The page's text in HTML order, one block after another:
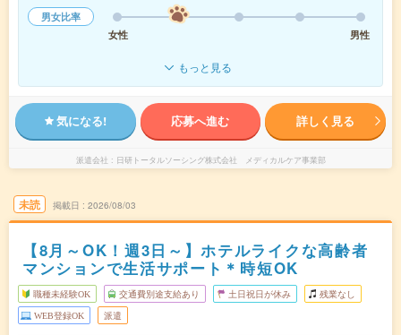
男女比率
女性
男性
もっと見る
気になる! 応募へ進む 詳しく見る
派遣会社 日研トータルソーシング株式会社 メディカルケア事業部
未読 掲載日 2026/08/03
【8月～OK！週3日～】ホテルライクな高齢者
マンションで生活サポート＊時短OK
職種未経験OK 交通費別途支給あり 土日祝日が休み 残業なし
WEB登録OK 派遣